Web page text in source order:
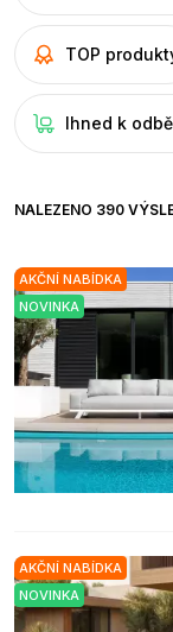
TOP
Ihned k
NALEZENO 390
AKČNÍ NABÍDKA
NOVINKA
AKČNÍ NABÍDKA
NOVINKA